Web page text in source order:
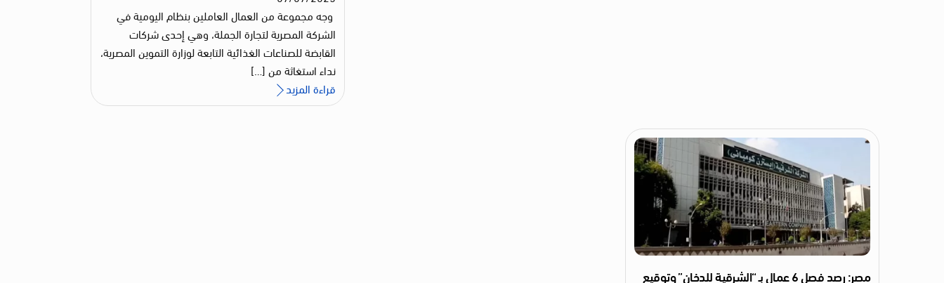
وجه مجموعة من العمال العاملين بنظام اليومية في
الشركة المصرية لتجارة الجملة، وهي إحدى شركات
القابضة للصناعات الغذائية التابعة لوزارة التموين المصرية،
نداء استغاثة من […]
قراءة المزيد
مصر: رصد فصل 6 عمال بـ “الشرقية للدخان” وتوقيع